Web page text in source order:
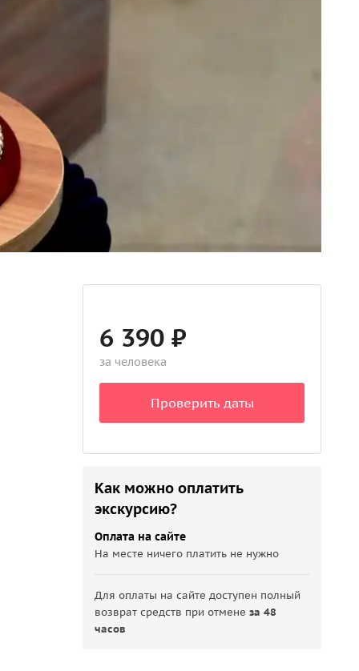
6 390 ₽
за человека
Проверить даты
Как можно оплатить
экскурсию?
Оплата на сайте
На месте ничего платить не нужно
Для оплаты на сайте доступен полный
возврат средств при отменеза 48
часов